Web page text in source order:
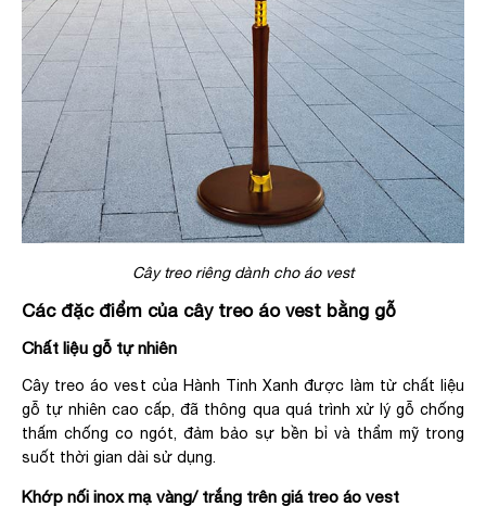
Cây treo riêng dành cho áo vest
Các đặc điểm của cây treo áo vest bằng gỗ
Chất liệu gỗ tự nhiên
Cây treo áo vest của Hành Tinh Xanh được làm từ chất liệu
gỗ tự nhiên cao cấp, đã thông qua quá trình xử lý gỗ chống
thấm chống co ngót, đảm bảo sự bền bỉ và thẩm mỹ trong
suốt thời gian dài sử dụng.
Khớp nối inox mạ vàng/ trắng trên giá treo áo vest